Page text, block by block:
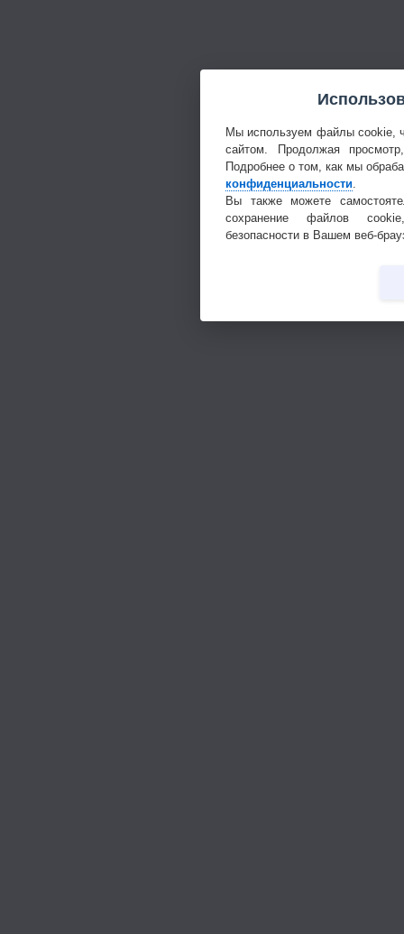
Мы используем файлы cookie,
сайтом. Продолжая
Подробнее о том, как мы
конфиденциальности.
Вы также можете
сохранение файлов
безопасности в Вашем веб-